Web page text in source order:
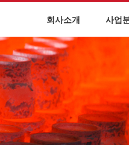
회사소개 사업